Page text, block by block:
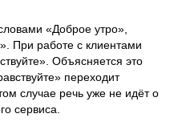
«Доброе утро»,
При работе с клиентами
Объясняется это
переходит
случае речь уже не идёт о
сервиса.